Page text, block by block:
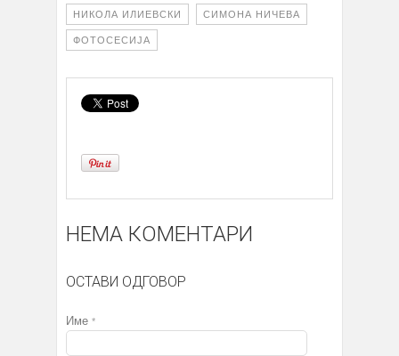
НИКОЛА ИЛИЕВСКИ СИМОНА НИЧЕВА
ФОТОСЕСИЈА
НЕМА КОМЕНТАРИ
ОСТАВИ ОДГОВОР
Име *